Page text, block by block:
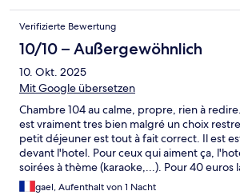
Verifizierte Bewertung
10/10 – Außergewöhnlich
10. Okt. 2025
Mit Google übersetzen
Chambre 104 au calme, propre, rien à
est vraiment tres bien malgré un choix
petit déjeuner est tout à fait correct. Il est
devant l'hotel. Pour ceux qui aiment ça,
soirées à thème (karaoke,...). Pour 40 euros
pension c'est un excellent choix.
gael, Aufenthalt von 1 Nacht